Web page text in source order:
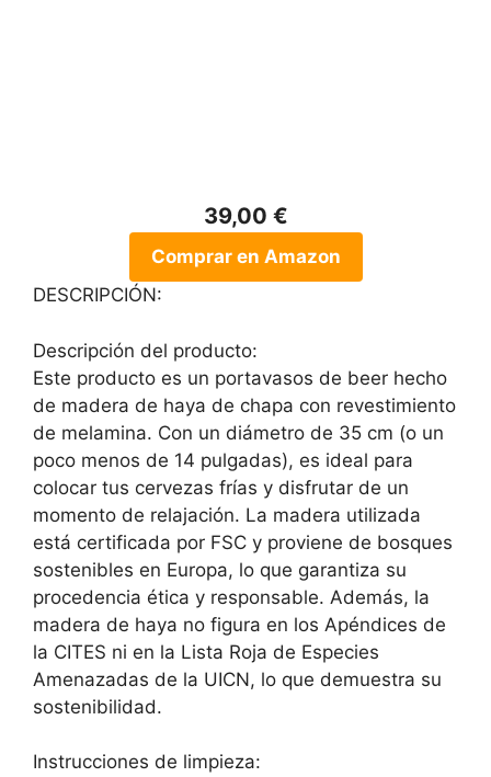
39,00 €
Comprar en Amazon
DESCRIPCIÓN:
Descripción del producto:
Este producto es un portavasos de beer hecho
de madera de haya de chapa con revestimiento
de melamina. Con un diámetro de 35 cm (o un
poco menos de 14 pulgadas), es ideal para
colocar tus cervezas frías y disfrutar de un
momento de relajación. La madera utilizada
está certificada por FSC y proviene de bosques
sostenibles en Europa, lo que garantiza su
procedencia ética y responsable. Además, la
madera de haya no figura en los Apéndices de
la CITES ni en la Lista Roja de Especies
Amenazadas de la UICN, lo que demuestra su
sostenibilidad.
Instrucciones de limpieza: